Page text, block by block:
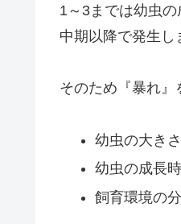
1～3までは幼虫
中期以降で発生し
そのため『暴れ』
幼虫の大きさ
幼虫の成長
飼育環境の